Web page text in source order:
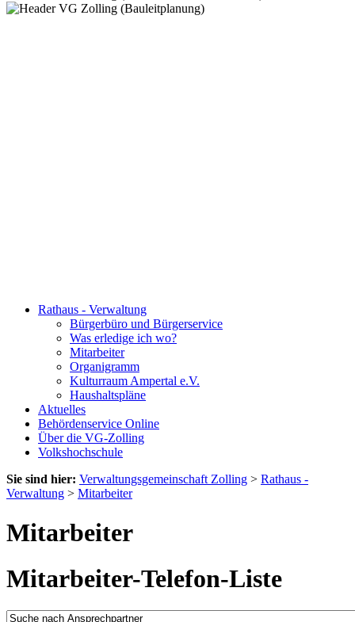
Rathaus - Verwaltung
Bürgerbüro und Bürgerservice
Was erledige ich wo?
Mitarbeiter
Organigramm
Kulturraum Ampertal e.V.
Haushaltspläne
Aktuelles
Behördenservice Online
Über die VG-Zolling
Volkshochschule
Sie sind hier: Verwaltungsgemeinschaft Zolling > Rathaus -
Verwaltung > Mitarbeiter
Mitarbeiter
Mitarbeiter-Telefon-Liste